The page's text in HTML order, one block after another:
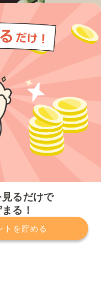
るだけで
る！
トを貯める
約
運営会社